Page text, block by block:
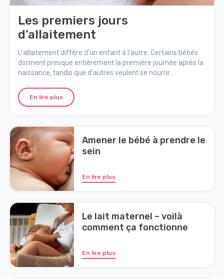
Les premiers jours
d’allaitement
L’allaitement diffère d’un enfant à l’autre. Certains bébés
dorment presque entièrement la première journée après la
naissance, tandis que d’autres veulent se nourrir
priorité, assurez-vous de dormir lorsque l’occasion se
présente, de bien manger et de boire suffisamment de
En lire plus
Amener le bébé à prendre le
sein
En lire plus
Le lait maternel – voilà
comment ça fonctionne
En lire plus